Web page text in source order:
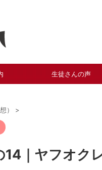
生徒さんの声
） >
｜ヤフオク